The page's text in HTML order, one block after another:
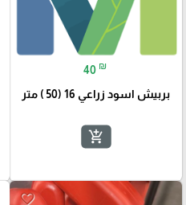
40 ₪
بربيش اسود زراعي 16 (50 ) متر
add_shopping_cart
favorite_border